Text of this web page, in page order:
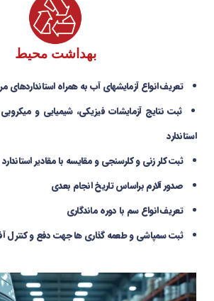
بهداشت محیط
تعریف انواع آزمایش­های آب به همراه استانداردهای
ثبت نتایج آزمایشات فیزیکی، شیمیایی و
استاندارد
ثبت کلر زنی و کلرسنجی و مقایسه با مقادیر استاندارد
صدور آلارم براساس تاریخ انجام بعدی
تعریف انواع سم با دوره ماندگاری
ثبت سمپاشی و طعمه گذاری ­ها جهت دفع و کنترل